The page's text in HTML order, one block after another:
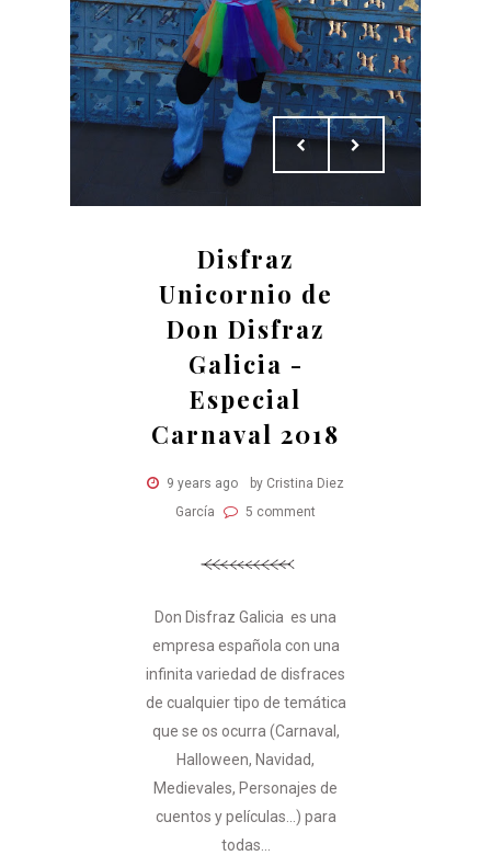
Disfraz
Unicornio de
Don Disfraz
Galicia -
Especial
Carnaval 2018
9 years ago
by Cristina Diez
García
5 comment
Don Disfraz Galicia es una
empresa española con una
infinita variedad de disfraces
de cualquier tipo de temática
que se os ocurra (Carnaval,
Halloween, Navidad,
Medievales, Personajes de
cuentos y películas...) para
todas...